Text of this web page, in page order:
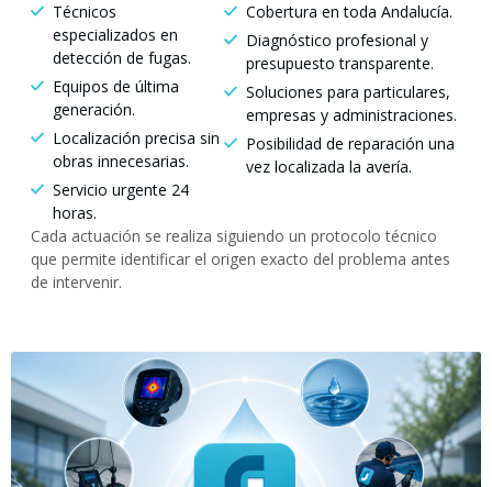
Técnicos
especializados en
detección de fugas.
Equipos de última
generación.
Localización precisa sin
obras innecesarias.
Servicio urgente 24
horas.
Cobertura en toda Andalucía.
Diagnóstico profesional y
presupuesto transparente.
Soluciones para particulares,
empresas y administraciones.
Posibilidad de reparación una
vez localizada la avería.
Cada actuación se realiza siguiendo un protocolo técnico
que permite identificar el origen exacto del problema antes
de intervenir.